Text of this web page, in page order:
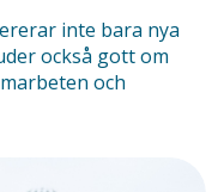
inte bara nya
också gott om
och